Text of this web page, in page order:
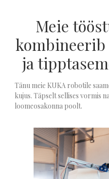
Meie
kombineerib
ja
Tänu meie KUKA robotile
kujus. Täpselt sellises vormis
loomeosakonna poolt.